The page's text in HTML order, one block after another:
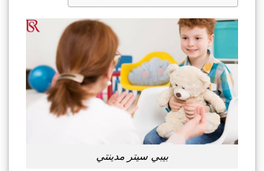
بيبي سيتر مدينتي